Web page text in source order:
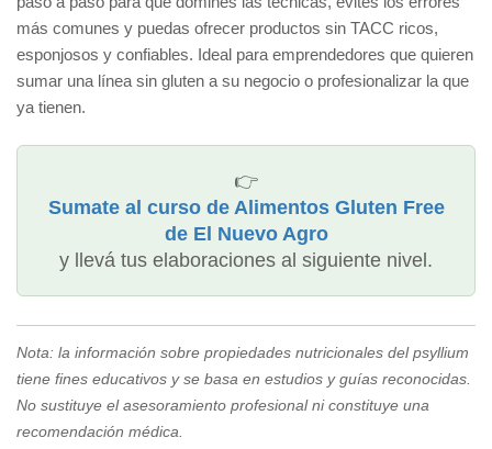
más comunes y puedas ofrecer productos sin TACC ricos,
esponjosos y confiables. Ideal para emprendedores que quieren
sumar una línea sin gluten a su negocio o profesionalizar la que
ya tienen.
👉
Sumate al curso de Alimentos Gluten Free
de El Nuevo Agro
y llevá tus elaboraciones al siguiente nivel.
Nota: la información sobre propiedades nutricionales del psyllium
tiene fines educativos y se basa en estudios y guías reconocidas.
No sustituye el asesoramiento profesional ni constituye una
recomendación médica.